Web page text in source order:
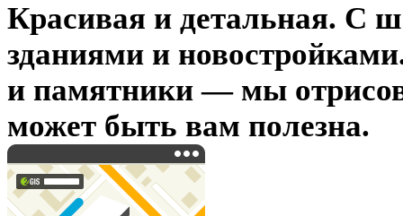
Красивая и детальная. С
зданиями и
и памятники — мы
может быть вам полезна.